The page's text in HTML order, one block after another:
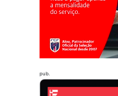
pub.